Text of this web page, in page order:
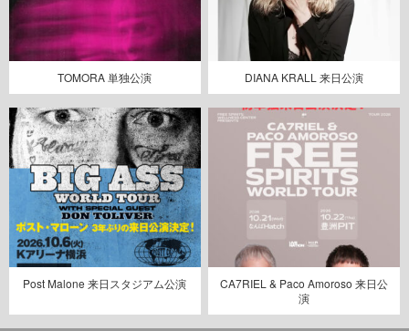
TOMORA 単独公演 DIANA KRALL 来日公演
Post Malone 来日スタジアム公演
CA7RIEL & Paco Amoroso 来日公
演